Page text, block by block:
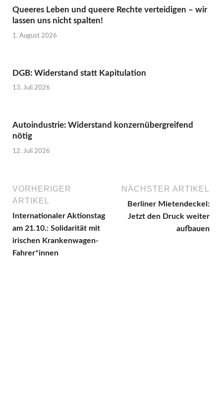
Queeres Leben und queere Rechte verteidigen – wir
lassen uns nicht spalten!
1. August 2026
DGB: Widerstand statt Kapitulation
13. Juli 2026
Autoindustrie: Widerstand konzernübergreifend
nötig
12. Juli 2026
VORHERIGER
ARTIKEL
Internationaler Aktionstag
am 21.10.: Solidarität mit
irischen Krankenwagen-
Fahrer*innen
NÄCHSTER ARTIKEL
Berliner Mietendeckel:
Jetzt den Druck weiter
aufbauen